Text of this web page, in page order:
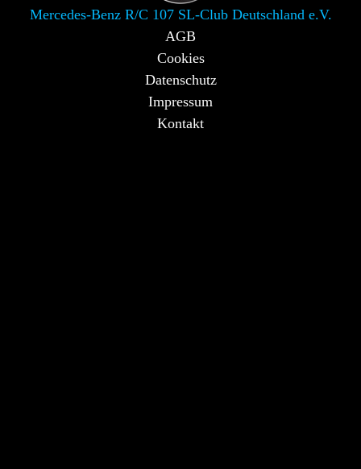
Mercedes-Benz R/C 107 SL-Club Deutschland e.V.
AGB
Cookies
Datenschutz
Impressum
Kontakt